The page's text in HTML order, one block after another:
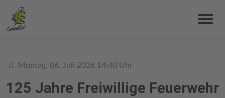
DetailsMontag, 06. Juli 2026 14:40 Uhr
125 Jahre Freiwillige Feuerwehr